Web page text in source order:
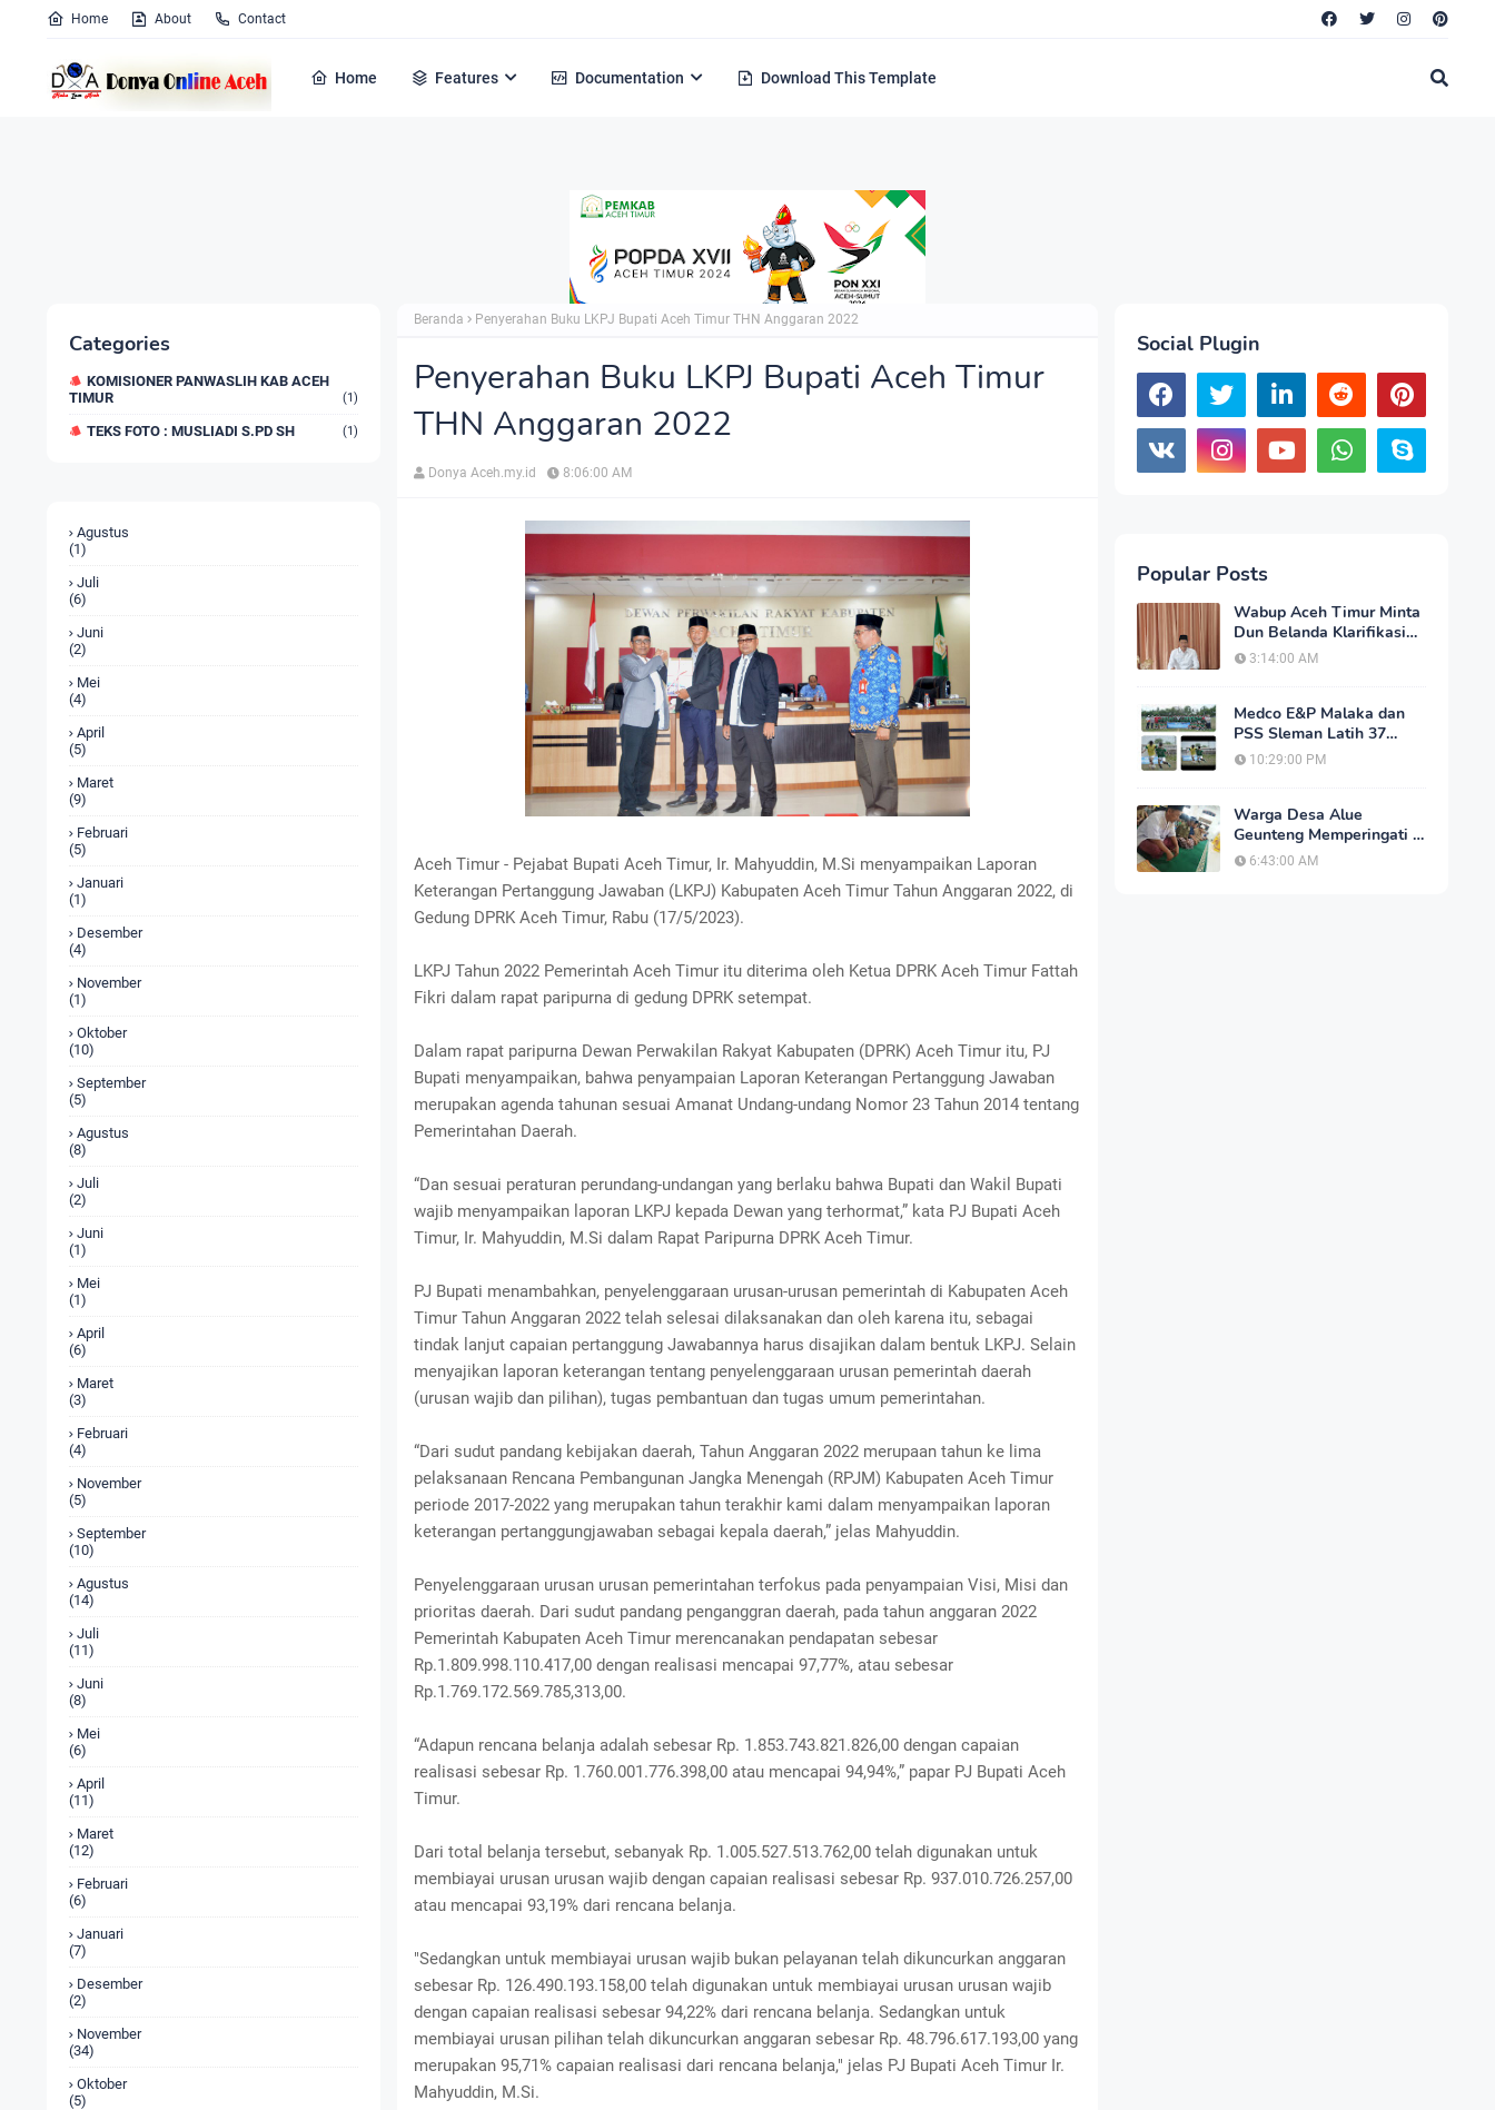
Home About Contact
Home Features Documentation Download This Template
Categories
KOMISIONER PANWASLIH KAB ACEH
TIMUR
(1)
TEKS FOTO : MUSLIADI S.PD SH (1)
Agustus
(1)
Juli
(6)
Juni
(2)
Mei
(4)
April
(5)
Maret
(9)
Februari
(5)
Januari
(1)
Desember
(4)
November
(1)
Oktober
(10)
September
(5)
Agustus
(8)
Juli
(2)
Juni
(1)
Mei
(1)
April
(6)
Maret
(3)
Februari
(4)
November
(5)
September
(10)
Agustus
(14)
Juli
(11)
Juni
(8)
Mei
(6)
April
(11)
Maret
(12)
Februari
(6)
Januari
(7)
Desember
(2)
November
(34)
Oktober
(5)
Beranda Penyerahan Buku LKPJ Bupati Aceh Timur THN Anggaran 2022
Penyerahan Buku LKPJ Bupati Aceh Timur
THN Anggaran 2022
Donya Aceh.my.id 8:06:00 AM
Aceh Timur - Pejabat Bupati Aceh Timur, Ir. Mahyuddin, M.Si menyampaikan Laporan
Keterangan Pertanggung Jawaban (LKPJ) Kabupaten Aceh Timur Tahun Anggaran 2022, di
Gedung DPRK Aceh Timur, Rabu (17/5/2023).
LKPJ Tahun 2022 Pemerintah Aceh Timur itu diterima oleh Ketua DPRK Aceh Timur Fattah
Fikri dalam rapat paripurna di gedung DPRK setempat.
Dalam rapat paripurna Dewan Perwakilan Rakyat Kabupaten (DPRK) Aceh Timur itu, PJ
Bupati menyampaikan, bahwa penyampaian Laporan Keterangan Pertanggung Jawaban
merupakan agenda tahunan sesuai Amanat Undang-undang Nomor 23 Tahun 2014 tentang
Pemerintahan Daerah.
“Dan sesuai peraturan perundang-undangan yang berlaku bahwa Bupati dan Wakil Bupati
wajib menyampaikan laporan LKPJ kepada Dewan yang terhormat,” kata PJ Bupati Aceh
Timur, Ir. Mahyuddin, M.Si dalam Rapat Paripurna DPRK Aceh Timur.
PJ Bupati menambahkan, penyelenggaraan urusan-urusan pemerintah di Kabupaten Aceh
Timur Tahun Anggaran 2022 telah selesai dilaksanakan dan oleh karena itu, sebagai
tindak lanjut capaian pertanggung Jawabannya harus disajikan dalam bentuk LKPJ. Selain
menyajikan laporan keterangan tentang penyelenggaraan urusan pemerintah daerah
(urusan wajib dan pilihan), tugas pembantuan dan tugas umum pemerintahan.
“Dari sudut pandang kebijakan daerah, Tahun Anggaran 2022 merupaan tahun ke lima
pelaksanaan Rencana Pembangunan Jangka Menengah (RPJM) Kabupaten Aceh Timur
periode 2017-2022 yang merupakan tahun terakhir kami dalam menyampaikan laporan
keterangan pertanggungjawaban sebagai kepala daerah,” jelas Mahyuddin.
Penyelenggaraan urusan urusan pemerintahan terfokus pada penyampaian Visi, Misi dan
prioritas daerah. Dari sudut pandang penganggran daerah, pada tahun anggaran 2022
Pemerintah Kabupaten Aceh Timur merencanakan pendapatan sebesar
Rp.1.809.998.110.417,00 dengan realisasi mencapai 97,77%, atau sebesar
Rp.1.769.172.569.785,313,00.
“Adapun rencana belanja adalah sebesar Rp. 1.853.743.821.826,00 dengan capaian
realisasi sebesar Rp. 1.760.001.776.398,00 atau mencapai 94,94%,” papar PJ Bupati Aceh
Timur.
Dari total belanja tersebut, sebanyak Rp. 1.005.527.513.762,00 telah digunakan untuk
membiayai urusan urusan wajib dengan capaian realisasi sebesar Rp. 937.010.726.257,00
atau mencapai 93,19% dari rencana belanja.
"Sedangkan untuk membiayai urusan wajib bukan pelayanan telah dikuncurkan anggaran
sebesar Rp. 126.490.193.158,00 telah digunakan untuk membiayai urusan urusan wajib
dengan capaian realisasi sebesar 94,22% dari rencana belanja. Sedangkan untuk
membiayai urusan pilihan telah dikuncurkan anggaran sebesar Rp. 48.796.617.193,00 yang
merupakan 95,71% capaian realisasi dari rencana belanja," jelas PJ Bupati Aceh Timur Ir.
Mahyuddin, M.Si.
Social Plugin
Popular Posts
Wabup Aceh Timur Minta
Dun Belanda Klarifikasi
Dalam 2x24 Jam, Jika
3:14:00 AM
Medco E&P Malaka dan
PSS Sleman Latih 37
Pesepak Bola Muda dan
10:29:00 PM
Warga Desa Alue
Geunteng Memperingati 1
Muharram, Dengan Do'a
6:43:00 AM